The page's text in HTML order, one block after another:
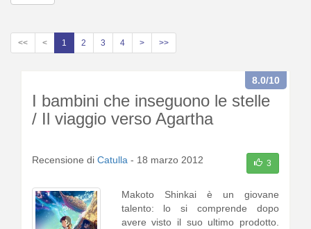
<< < 1 2 3 4 > >>
I bambini che inseguono le stelle
/ Il viaggio verso Agartha
8.0/10
Recensione di Catulla - 18 marzo 2012 3
Makoto Shinkai è un giovane
talento: lo si comprende dopo
avere visto il suo ultimo prodotto.